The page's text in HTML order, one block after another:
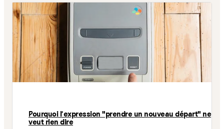
Pourquoi l'expression "prendre un nouveau départ" ne
veut rien dire